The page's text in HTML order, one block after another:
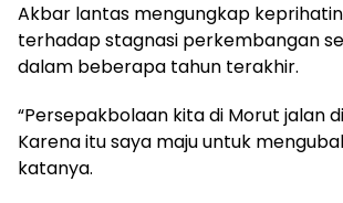
Akbar lantas mengungkap
terhadap stagnasi perkembangan
dalam beberapa tahun terakhir.
“Persepakbolaan kita di Morut jalan
Karena itu saya maju untuk
katanya.